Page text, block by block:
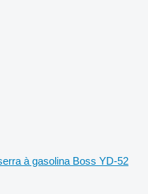
à gasolina Boss YD-52